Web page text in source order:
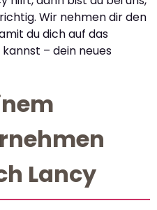
Wir nehmen dir den
du dich auf das
– dein neues
Lancy